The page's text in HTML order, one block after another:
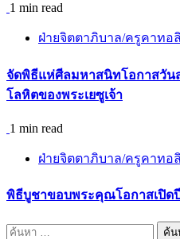
1 min read
ฝ่ายจิตตาภิบาล/ครูคาทอ
จัดพิธีแห่ศีลมหาสนิทโอกาสวัน
โลหิตของพระเยซูเจ้า
1 min read
ฝ่ายจิตตาภิบาล/ครูคาทอ
พิธีบูชาขอบพระคุณโอกาสเปิดปี
ค้นหา